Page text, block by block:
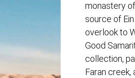
monastery
source of
overlook to
Good
collection,
Faran